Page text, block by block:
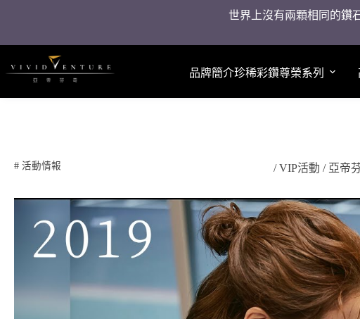
世界上沒有兩顆相同的鑽
品牌簡介珍稀彩鑽尊榮系列
# 活動情報 / VIP活動 / 亞帝